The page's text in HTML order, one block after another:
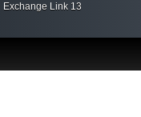
Exchange Link 13